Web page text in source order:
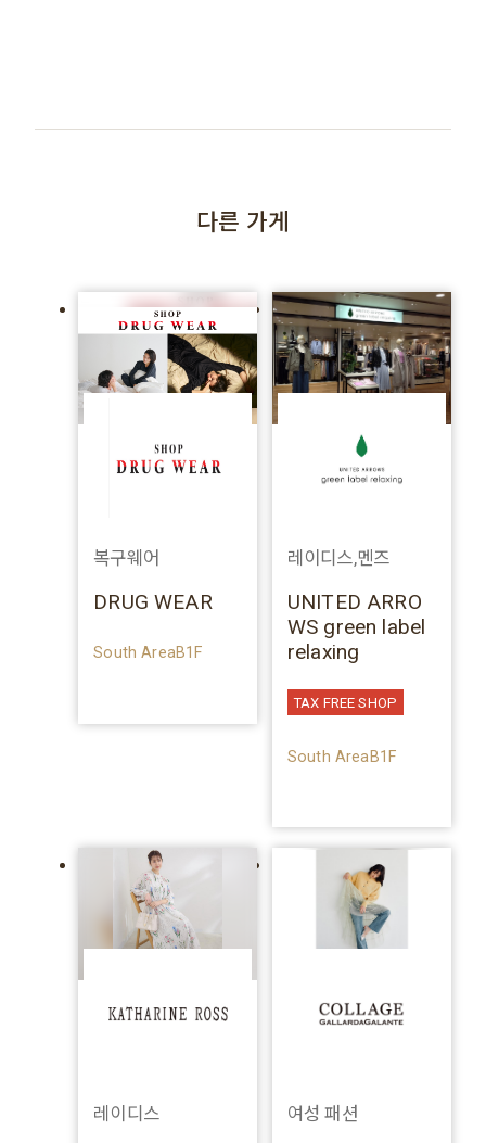
다른 가게
복구웨어
DRUG WEAR
South AreaB1F
레이디스,멘즈
UNITED ARRO
WS green label
relaxing
TAX FREE SHOP
South AreaB1F
레이디스 여성 패션